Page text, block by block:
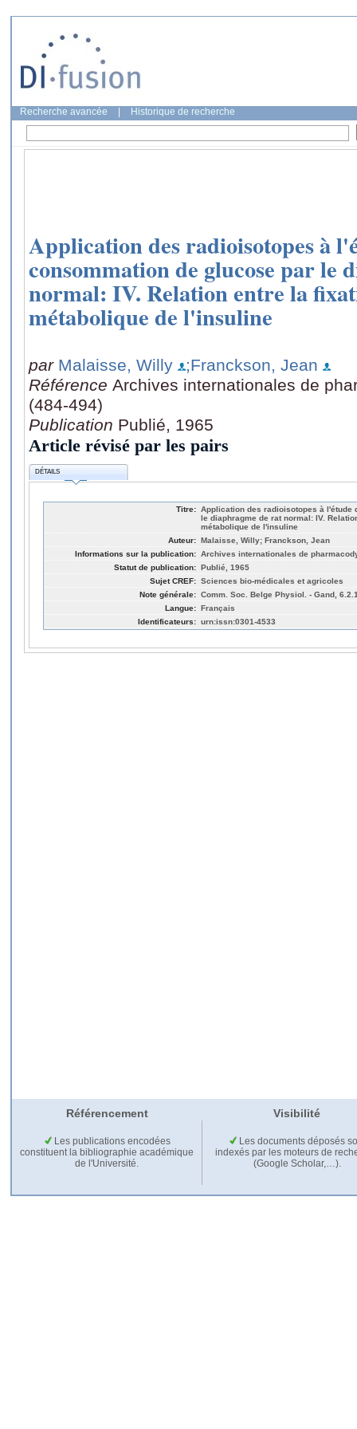
Recherche avancée Historique de recherche
Application des radioisotopes à
consommation de glucose par le
normal: IV. Relation entre la
métabolique de l'insuline
par Malaisse, Willy
;Franckson, Jean
Référence Archives internationales de
(484-494)
Publication Publié, 1965
Article révisé par les pairs
DÉTAILS
Titre: Application des radioisotopes à l'étude
le diaphragme de rat normal: IV.
métabolique de l'insuline
Auteur: Malaisse, Willy; Franckson, Jean
Informations sur la publication: Archives internationales de
Statut de publication: Publié, 1965
Sujet CREF: Sciences bio-médicales et agricoles
Note générale: Comm. Soc. Belge Physiol. - Gand,
Langue: Français
Identificateurs: urn:issn:0301-4533
Référencement Visibilité
Les publications encodées
constituent la bibliographie académique
de l'Université.
Les documents déposés
indexés par les moteurs de
(Google Scholar,…).